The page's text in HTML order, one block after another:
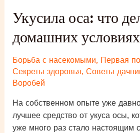
Укусила оса: что
домашних
Борьба с насекомыми, Первая
Секреты здоровья, Советы
Воробей
На собственном опыте уже
лучшее средство от укуса осы,
уже много раз стало настоящим